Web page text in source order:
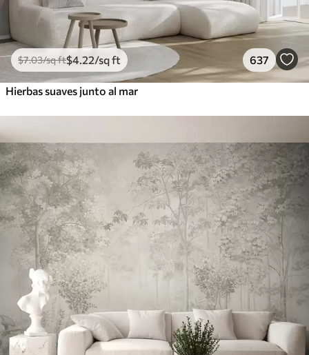
$7.03/sq ft$4.22/sq ft 637
Hierbas suaves junto al mar